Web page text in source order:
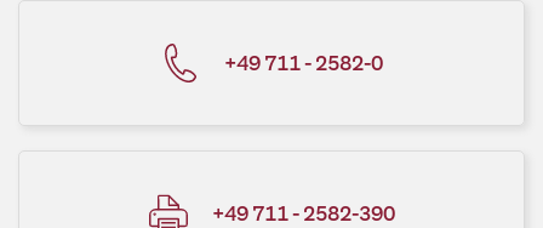
+49 711 - 2582-0
+49 711 - 2582-390